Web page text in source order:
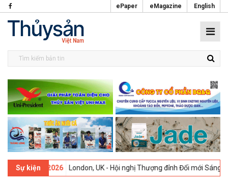
ePaper eMagazine English
Sự kiện
02-2026 London, UK - Hội nghị Thượng đỉnh Đổi mới Sáng tạo